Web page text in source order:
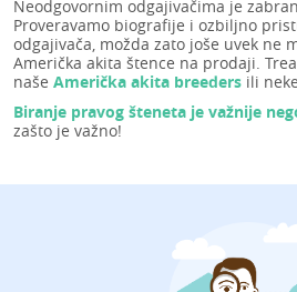
Neodgovornim odgajivačima je
Proveravamo biografije i ozbiljno
odgajivača, možda zato joše uvek ne
Američka akita štence na prodaji.
naše Američka akita breeders ili
Biranje pravog šteneta je važnije
zašto je važno!